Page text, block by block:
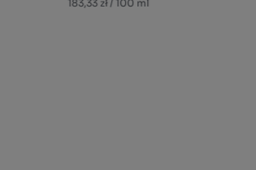
183,33 zł / 100 ml